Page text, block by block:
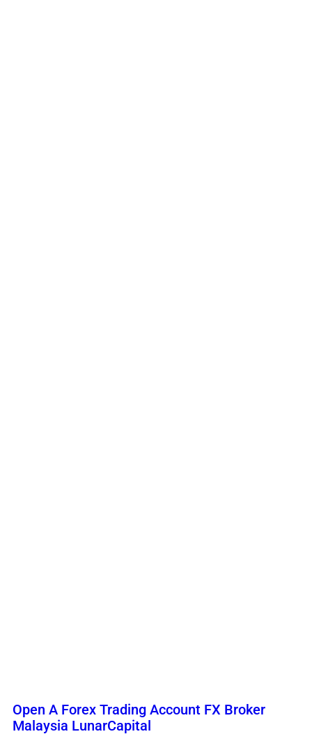
Open A Forex Trading Account FX Broker
Malaysia LunarCapital